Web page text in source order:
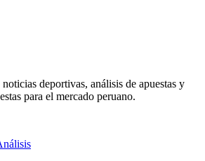
deportivas, análisis de apuestas y
para el mercado peruano.